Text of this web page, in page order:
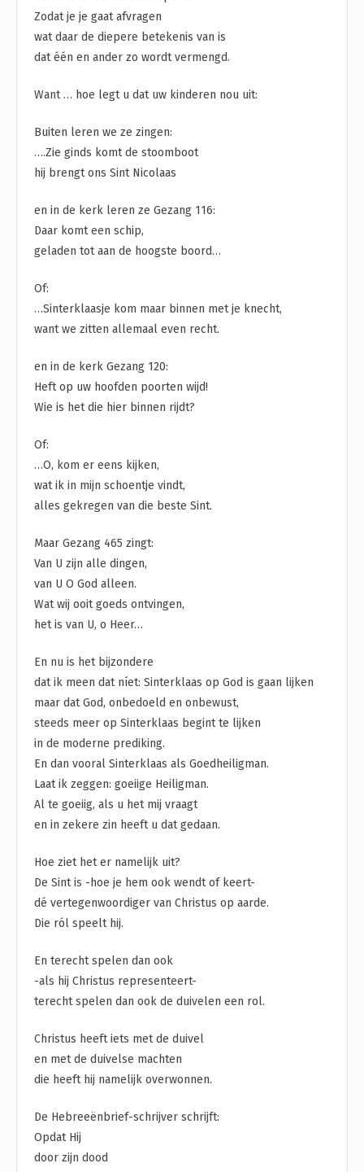
Zodat je je gaat afvragen
wat daar de diepere betekenis van is
dat één en ander zo wordt vermengd.
Want … hoe legt u dat uw kinderen nou uit:
Buiten leren we ze zingen:
….Zie ginds komt de stoomboot
hij brengt ons Sint Nicolaas
en in de kerk leren ze Gezang 116:
Daar komt een schip,
geladen tot aan de hoogste boord…
Of:
…Sinterklaasje kom maar binnen met je knecht,
want we zitten allemaal even recht.
en in de kerk Gezang 120:
Heft op uw hoofden poorten wijd!
Wie is het die hier binnen rijdt?
Of:
…O, kom er eens kijken,
wat ik in mijn schoentje vindt,
alles gekregen van die beste Sint.
Maar Gezang 465 zingt:
Van U zijn alle dingen,
van U O God alleen.
Wat wij ooit goeds ontvingen,
het is van U, o Heer…
En nu is het bijzondere
dat ik meen dat níet: Sinterklaas op God is gaan lijken
maar dat God, onbedoeld en onbewust,
steeds meer op Sinterklaas begint te lijken
in de moderne prediking.
En dan vooral Sinterklaas als Goedheiligman.
Laat ik zeggen: goeiige Heiligman.
Al te goeiig, als u het mij vraagt
en in zekere zin heeft u dat gedaan.
Hoe ziet het er namelijk uit?
De Sint is -hoe je hem ook wendt of keert-
dé vertegenwoordiger van Christus op aarde.
Die ról speelt hij.
En terecht spelen dan ook
-als hij Christus representeert-
terecht spelen dan ook de duivelen een rol.
Christus heeft iets met de duivel
en met de duivelse machten
die heeft hij namelijk overwonnen.
De Hebreeënbrief-schrijver schrijft:
Opdat Hij
door zijn dood